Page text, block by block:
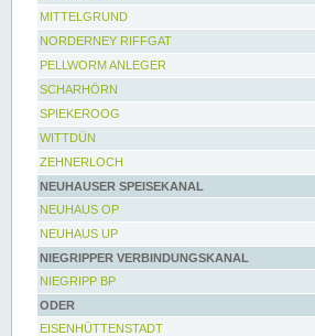
MITTELGRUND
NORDERNEY RIFFGAT
PELLWORM ANLEGER
SCHARHÖRN
SPIEKEROOG
WITTDÜN
ZEHNERLOCH
NEUHAUSER SPEISEKANAL
NEUHAUS OP
NEUHAUS UP
NIEGRIPPER VERBINDUNGSKANAL
NIEGRIPP BP
ODER
EISENHÜTTENSTADT